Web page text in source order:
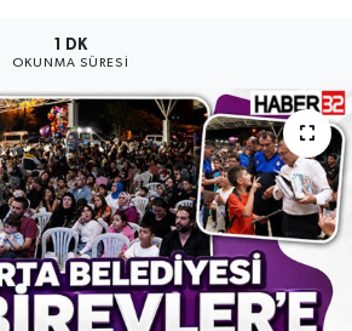
1 DK
OKUNMA SÜRESI